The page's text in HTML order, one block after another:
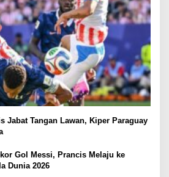
Jabat Tangan Lawan, Kiper Paraguay
Gol Messi, Prancis Melaju ke
Dunia 2026